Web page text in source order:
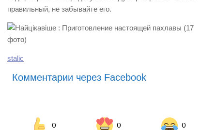
правильный, не забывайте его.
stalic
Комментарии через Facebook
0 0 0